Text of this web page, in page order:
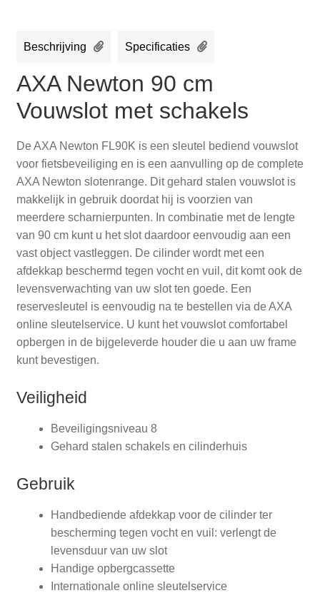
Beschrijving Specificaties
AXA Newton 90 cm
Vouwslot met schakels
De AXA Newton FL90K is een sleutel bediend vouwslot
voor fietsbeveiliging en is een aanvulling op de complete
AXA Newton slotenrange. Dit gehard stalen vouwslot is
makkelijk in gebruik doordat hij is voorzien van
meerdere scharnierpunten. In combinatie met de lengte
van 90 cm kunt u het slot daardoor eenvoudig aan een
vast object vastleggen. De cilinder wordt met een
afdekkap beschermd tegen vocht en vuil, dit komt ook de
levensverwachting van uw slot ten goede. Een
reservesleutel is eenvoudig na te bestellen via de AXA
online sleutelservice. U kunt het vouwslot comfortabel
opbergen in de bijgeleverde houder die u aan uw frame
kunt bevestigen.
Veiligheid
Beveiligingsniveau 8
Gehard stalen schakels en cilinderhuis
Gebruik
Handbediende afdekkap voor de cilinder ter
bescherming tegen vocht en vuil: verlengt de
levensduur van uw slot
Handige opbergcassette
Internationale online sleutelservice